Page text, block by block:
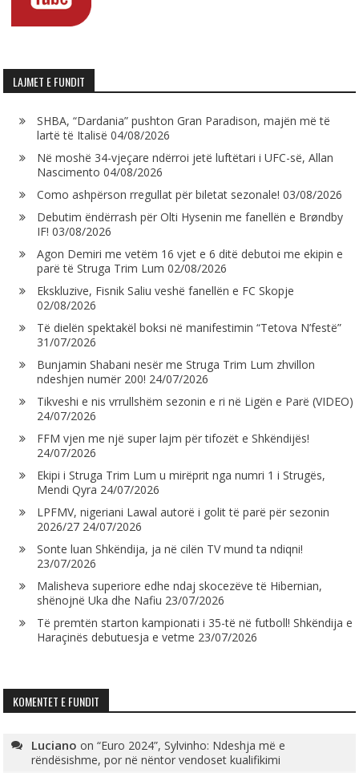
LAJMET E FUNDIT
SHBA, “Dardania” pushton Gran Paradison, majën më të
lartë të Italisë 04/08/2026
Në moshë 34-vjeçare ndërroi jetë luftëtari i UFC-së, Allan
Nascimento 04/08/2026
Como ashpërson rregullat për biletat sezonale! 03/08/2026
Debutim ëndërrash për Olti Hysenin me fanellën e Brøndby
IF! 03/08/2026
Agon Demiri me vetëm 16 vjet e 6 ditë debutoi me ekipin e
parë të Struga Trim Lum 02/08/2026
Ekskluzive, Fisnik Saliu veshë fanellën e FC Skopje
02/08/2026
Të dielën spektakël boksi në manifestimin “Tetova N’festë”
31/07/2026
Bunjamin Shabani nesër me Struga Trim Lum zhvillon
ndeshjen numër 200! 24/07/2026
Tikveshi e nis vrrullshëm sezonin e ri në Ligën e Parë (VIDEO)
24/07/2026
FFM vjen me një super lajm për tifozët e Shkëndijës!
24/07/2026
Ekipi i Struga Trim Lum u mirëprit nga numri 1 i Strugës,
Mendi Qyra 24/07/2026
LPFMV, nigeriani Lawal autorë i golit të parë për sezonin
2026/27 24/07/2026
Sonte luan Shkëndija, ja në cilën TV mund ta ndiqni!
23/07/2026
Malisheva superiore edhe ndaj skocezëve të Hibernian,
shënojnë Uka dhe Nafiu 23/07/2026
Të premtën starton kampionati i 35-të në futboll! Shkëndija e
Haraçinës debutuesja e vetme 23/07/2026
KOMENTET E FUNDIT
Luciano on“Euro 2024”, Sylvinho: Ndeshja më e
rëndësishme, por në nëntor vendoset kualifikimi